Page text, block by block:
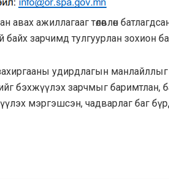
авах ажиллагааг төлөвлөн
байх зарчимд тулгуурлан зохион
удирдлагын манлайллыг
бэхжүүлэх зарчмыг баримтлан,
мэргэшсэн, чадварлаг баг